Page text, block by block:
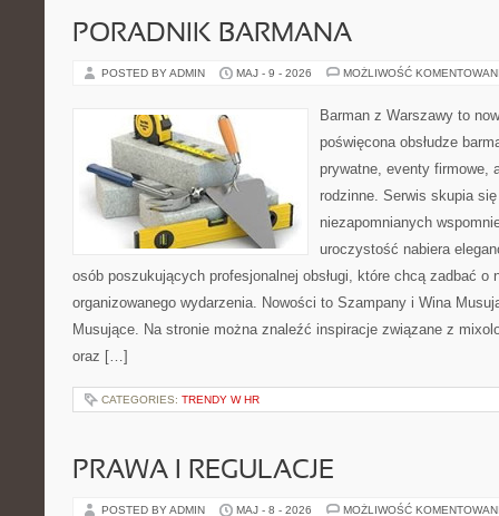
PORADNIK BARMANA
POSTED BY ADMIN MAJ - 9 - 2026 MOŻLIWOŚĆ
Barman z Warszawy to
poświęcona obsłudze
prywatne, eventy firmowe,
rodzinne. Serwis skupia
niezapomnianych
uroczystość nabiera
osób poszukujących profesjonalnej obsługi, które chcą zadbać o
organizowanego wydarzenia. Nowości to Szampany i Wina
Musujące. Na stronie można znaleźć inspiracje związane z
oraz […]
CATEGORIES: TRENDY W HR
PRAWA I REGULACJE
POSTED BY ADMIN MAJ - 8 - 2026 MOŻLIWOŚĆ